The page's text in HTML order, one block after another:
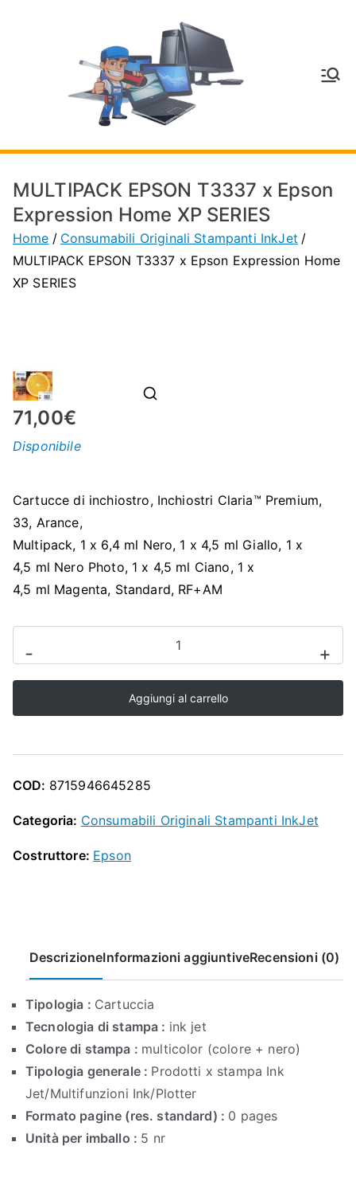
V
C
P
C
S
H
O
P
Inform
Telefo
Vignol
(MO)
MULTIPACK EPSON T3337 x Epson
Expression Home XP SERIES
Home
Consumabili Originali Stampanti InkJet
MULTIPACK EPSON T3337 x Epson Expression Home
XP SERIES
71,00€
Cartucce di inchiostro, Inchiostri Claria™ Premium,
33, Arance,
Multipack, 1 x 6,4 ml Nero, 1 x 4,5 ml Giallo, 1 x
4,5 ml Nero Photo, 1 x 4,5 ml Ciano, 1 x
4,5 ml Magenta, Standard, RF+AM
Disponibile
-
EPSON
T3337
XP
SERIES
+
Aggiungi al carrello
COD: 8715946645285
Categoria: Consumabili Originali Stampanti InkJet
Costruttore: Epson
DescrizioneInformazioni aggiuntiveRecensioni (0)
Tipologia : Cartuccia
Tecnologia di stampa : ink jet
Colore di stampa : multicolor (colore + nero)
Tipologia generale : Prodotti x stampa Ink
Jet/Multifunzioni Ink/Plotter
Formato pagine (res. standard) : 0 pages
Unità per imballo : 5 nr